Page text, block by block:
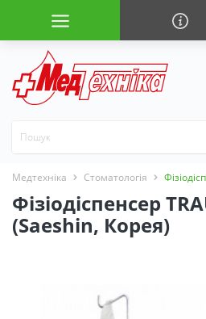
Медтехніка Стоматологія
Фізіодіспенсер
(Saeshin, Корея)